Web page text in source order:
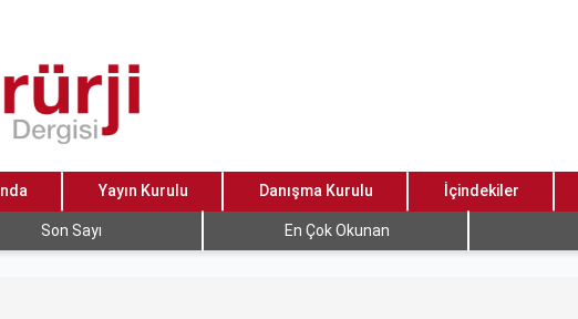
Yayın Kurulu Danışma Kurulu İçindekiler
Son Sayı En Çok Okunan